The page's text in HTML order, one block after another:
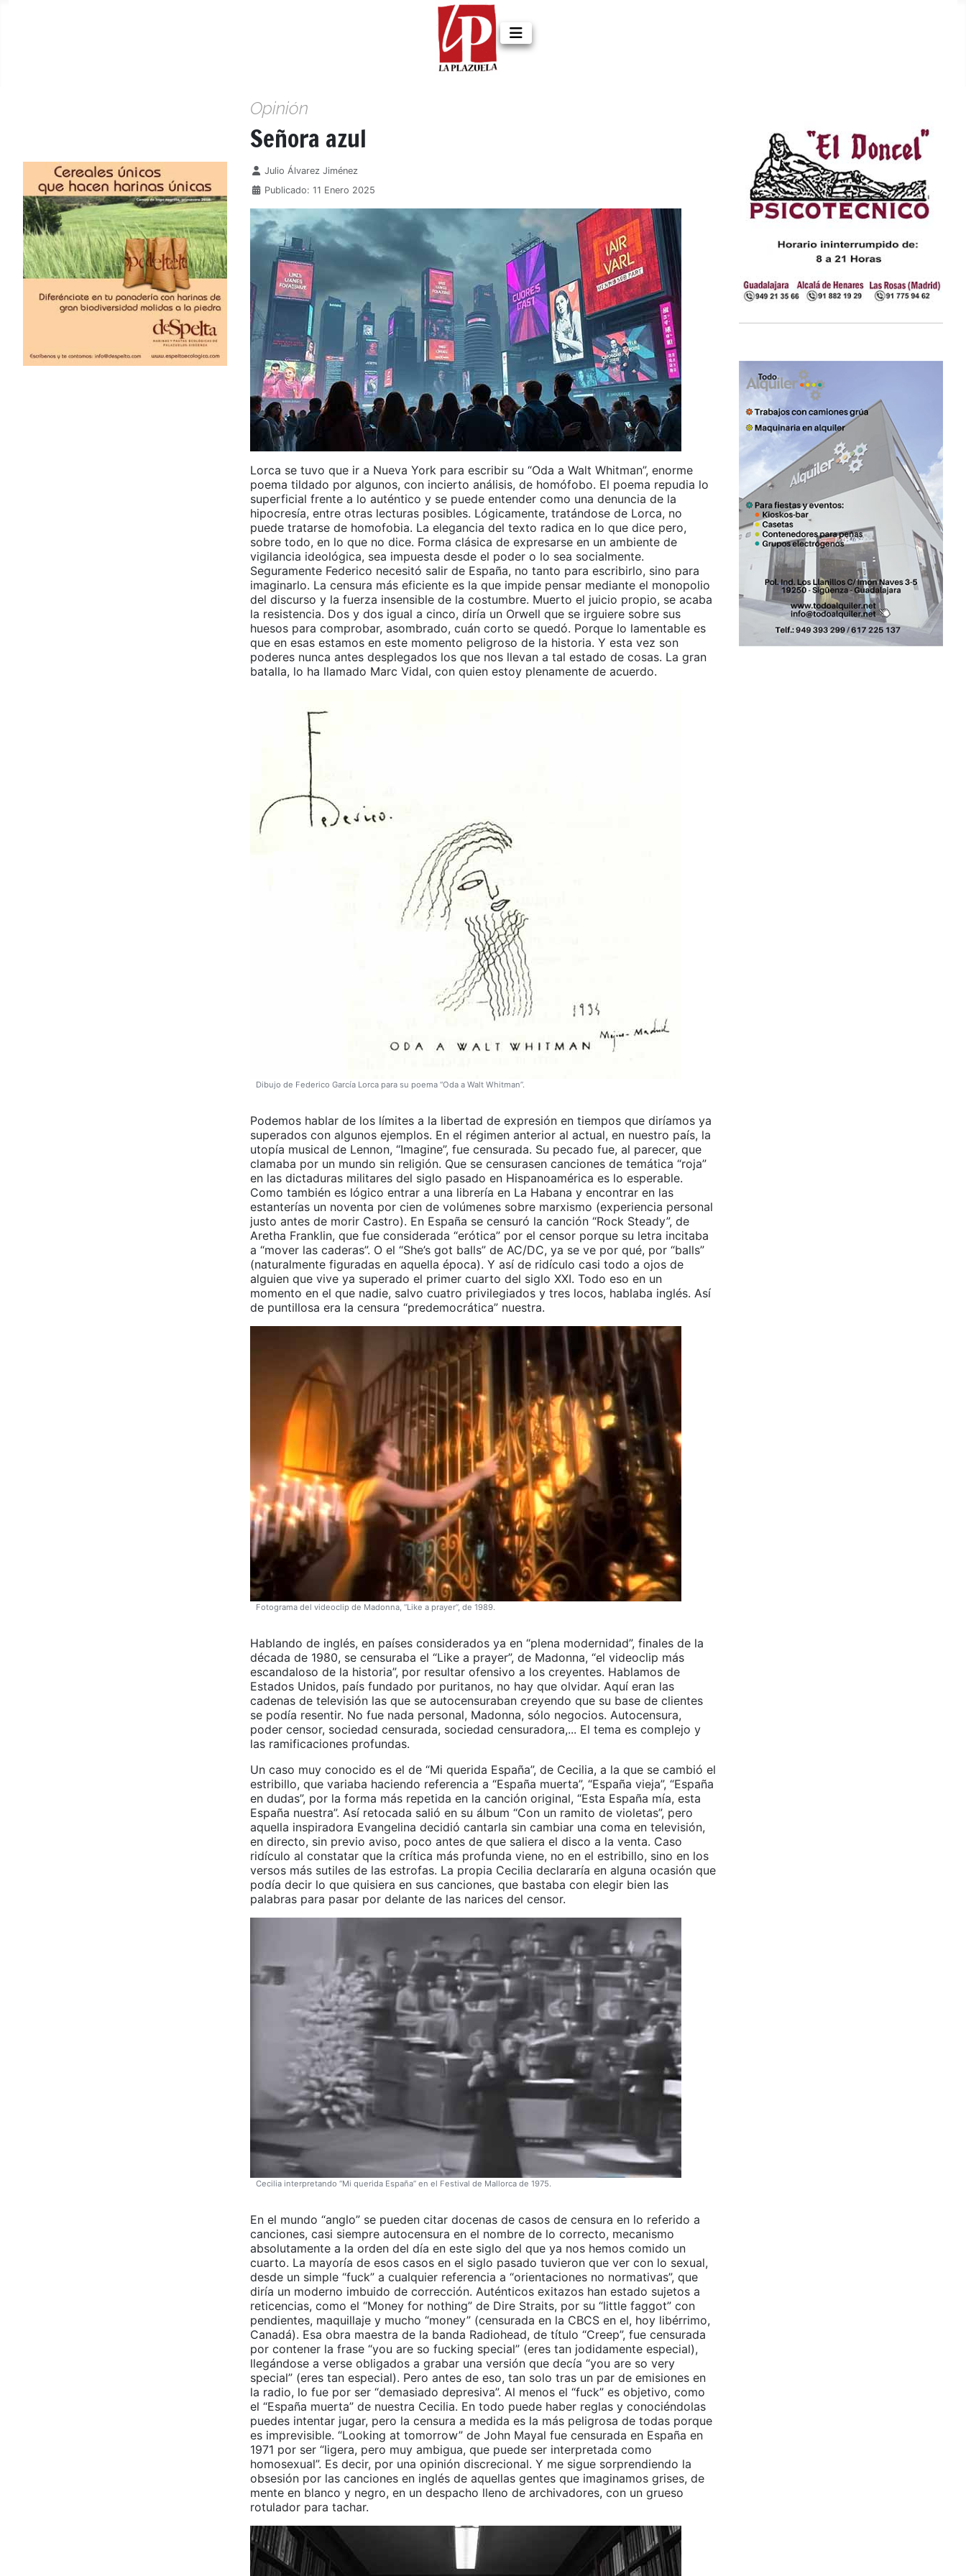
Opinión
Señora azul
Detalles
Julio Álvarez Jiménez
Publicado: 11 Enero 2025
Lorca se tuvo que ir a Nueva York para escribir su “Oda a Walt Whitman”, enorme
poema tildado por algunos, con incierto análisis, de homófobo. El poema repudia lo
superficial frente a lo auténtico y se puede entender como una denuncia de la
hipocresía, entre otras lecturas posibles. Lógicamente, tratándose de Lorca, no
puede tratarse de homofobia. La elegancia del texto radica en lo que dice pero,
sobre todo, en lo que no dice. Forma clásica de expresarse en un ambiente de
vigilancia ideológica, sea impuesta desde el poder o lo sea socialmente.
Seguramente Federico necesitó salir de España, no tanto para escribirlo, sino para
imaginarlo. La censura más eficiente es la que impide pensar mediante el monopolio
del discurso y la fuerza insensible de la costumbre. Muerto el juicio propio, se acaba
la resistencia. Dos y dos igual a cinco, diría un Orwell que se irguiere sobre sus
huesos para comprobar, asombrado, cuán corto se quedó. Porque lo lamentable es
que en esas estamos en este momento peligroso de la historia. Y esta vez son
poderes nunca antes desplegados los que nos llevan a tal estado de cosas. La gran
batalla, lo ha llamado Marc Vidal, con quien estoy plenamente de acuerdo.
Dibujo de Federico García Lorca para su poema “Oda a Walt Whitman”.
Podemos hablar de los límites a la libertad de expresión en tiempos que diríamos ya
superados con algunos ejemplos. En el régimen anterior al actual, en nuestro país, la
utopía musical de Lennon, “Imagine”, fue censurada. Su pecado fue, al parecer, que
clamaba por un mundo sin religión. Que se censurasen canciones de temática “roja”
en las dictaduras militares del siglo pasado en Hispanoamérica es lo esperable.
Como también es lógico entrar a una librería en La Habana y encontrar en las
estanterías un noventa por cien de volúmenes sobre marxismo (experiencia personal
justo antes de morir Castro). En España se censuró la canción “Rock Steady”, de
Aretha Franklin, que fue considerada “erótica” por el censor porque su letra incitaba
a “mover las caderas”. O el “She’s got balls” de AC/DC, ya se ve por qué, por “balls”
(naturalmente figuradas en aquella época). Y así de ridículo casi todo a ojos de
alguien que vive ya superado el primer cuarto del siglo XXI. Todo eso en un
momento en el que nadie, salvo cuatro privilegiados y tres locos, hablaba inglés. Así
de puntillosa era la censura “predemocrática” nuestra.
Fotograma del videoclip de Madonna, “Like a prayer”, de 1989.
Hablando de inglés, en países considerados ya en “plena modernidad”, finales de la
década de 1980, se censuraba el “Like a prayer”, de Madonna, “el videoclip más
escandaloso de la historia”, por resultar ofensivo a los creyentes. Hablamos de
Estados Unidos, país fundado por puritanos, no hay que olvidar. Aquí eran las
cadenas de televisión las que se autocensuraban creyendo que su base de clientes
se podía resentir. No fue nada personal, Madonna, sólo negocios. Autocensura,
poder censor, sociedad censurada, sociedad censuradora,... El tema es complejo y
las ramificaciones profundas.
Un caso muy conocido es el de “Mi querida España”, de Cecilia, a la que se cambió el
estribillo, que variaba haciendo referencia a “España muerta”, “España vieja”, “España
en dudas”, por la forma más repetida en la canción original, “Esta España mía, esta
España nuestra”. Así retocada salió en su álbum “Con un ramito de violetas”, pero
aquella inspiradora Evangelina decidió cantarla sin cambiar una coma en televisión,
en directo, sin previo aviso, poco antes de que saliera el disco a la venta. Caso
ridículo al constatar que la crítica más profunda viene, no en el estribillo, sino en los
versos más sutiles de las estrofas. La propia Cecilia declararía en alguna ocasión que
podía decir lo que quisiera en sus canciones, que bastaba con elegir bien las
palabras para pasar por delante de las narices del censor.
Cecilia interpretando “Mi querida España” en el Festival de Mallorca de 1975.
En el mundo “anglo” se pueden citar docenas de casos de censura en lo referido a
canciones, casi siempre autocensura en el nombre de lo correcto, mecanismo
absolutamente a la orden del día en este siglo del que ya nos hemos comido un
cuarto. La mayoría de esos casos en el siglo pasado tuvieron que ver con lo sexual,
desde un simple “fuck” a cualquier referencia a “orientaciones no normativas”, que
diría un moderno imbuido de corrección. Auténticos exitazos han estado sujetos a
reticencias, como el “Money for nothing” de Dire Straits, por su “little faggot” con
pendientes, maquillaje y mucho “money” (censurada en la CBCS en el, hoy libérrimo,
Canadá). Esa obra maestra de la banda Radiohead, de título “Creep”, fue censurada
por contener la frase “you are so fucking special” (eres tan jodidamente especial),
llegándose a verse obligados a grabar una versión que decía “you are so very
special” (eres tan especial). Pero antes de eso, tan solo tras un par de emisiones en
la radio, lo fue por ser “demasiado depresiva”. Al menos el “fuck” es objetivo, como
el “España muerta” de nuestra Cecilia. En todo puede haber reglas y conociéndolas
puedes intentar jugar, pero la censura a medida es la más peligrosa de todas porque
es imprevisible. “Looking at tomorrow” de John Mayal fue censurada en España en
1971 por ser “ligera, pero muy ambigua, que puede ser interpretada como
homosexual”. Es decir, por una opinión discrecional. Y me sigue sorprendiendo la
obsesión por las canciones en inglés de aquellas gentes que imaginamos grises, de
mente en blanco y negro, en un despacho lleno de archivadores, con un grueso
rotulador para tachar.